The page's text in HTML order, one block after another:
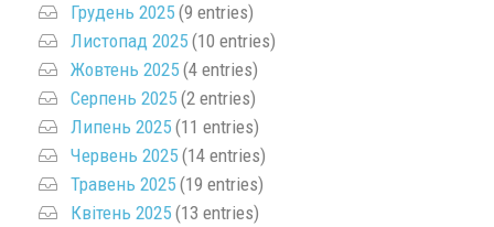
Грудень 2025 (9 entries)
Листопад 2025 (10 entries)
Жовтень 2025 (4 entries)
Серпень 2025 (2 entries)
Липень 2025 (11 entries)
Червень 2025 (14 entries)
Травень 2025 (19 entries)
Квітень 2025 (13 entries)